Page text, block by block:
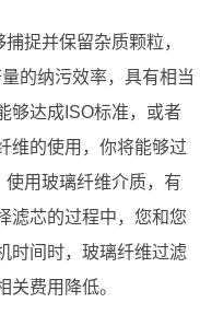
捉并保留杂质颗粒，
的纳污效率，具有相当
够达成ISO标准，或者
维的使用，你将能够过
用玻璃纤维介质，有
滤芯的过程中，您和您
时间时，玻璃纤维过滤
关费用降低。